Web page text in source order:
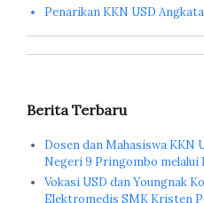
Penarikan KKN USD
Berita Terbaru
Dosen dan Mahasiswa
Negeri 9 Pringombo melalui
Vokasi USD dan Youngnak
Elektromedis SMK Kristen